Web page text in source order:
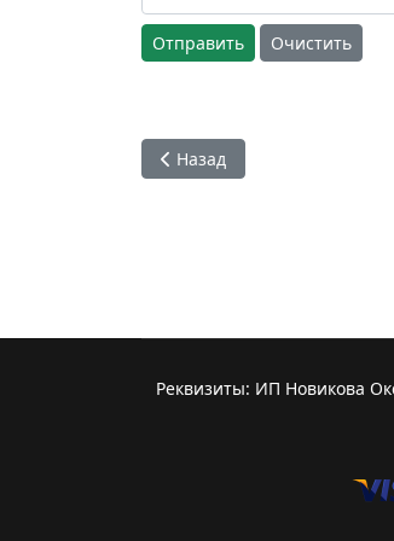
Отправить Очистить
Предыдущий: 63. Без
Назад
Реквизиты: ИП Новикова